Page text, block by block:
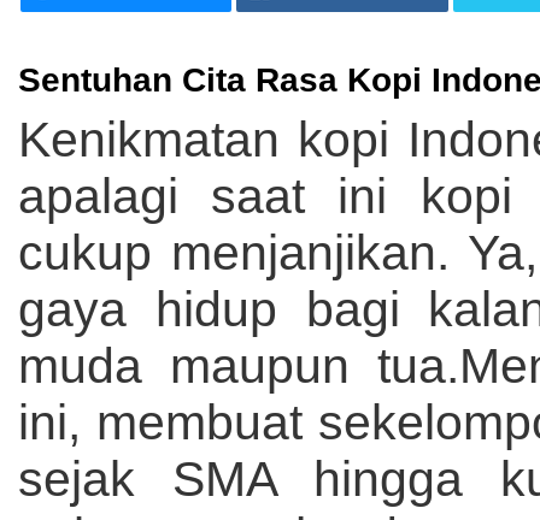
Sentuhan Cita Rasa Kopi
Kenikmatan kopi
apalagi saat ini kopi
cukup menjanjikan.
gaya hidup bagi
muda maupun
ini, membuat
sejak SMA hingga